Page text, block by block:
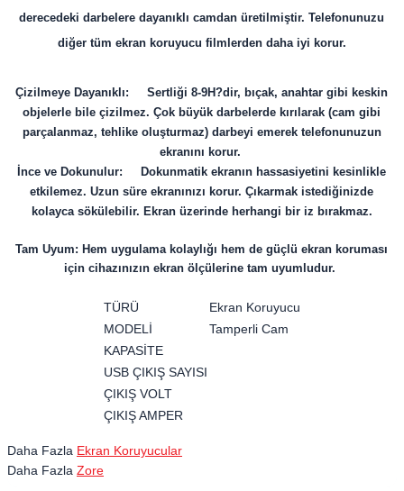
derecedeki darbelere dayanıklı camdan üretilmiştir. Telefonunuzu
diğer tüm ekran koruyucu filmlerden daha iyi korur.
Çizilmeye Dayanıklı: Sertliği 8-9H?dir, bıçak, anahtar gibi keskin
objelerle bile çizilmez. Çok büyük darbelerde kırılarak (cam gibi
parçalanmaz, tehlike oluşturmaz) darbeyi emerek telefonunuzun
ekranını korur.
İnce ve Dokunulur: Dokunmatik ekranın hassasiyetini kesinlikle
etkilemez. Uzun süre ekranınızı korur. Çıkarmak istediğinizde
kolayca sökülebilir. Ekran üzerinde herhangi bir iz bırakmaz.
Tam Uyum: Hem uygulama kolaylığı hem de güçlü ekran koruması
için cihazınızın ekran ölçülerine tam uyumludur.
TÜRÜ
Ekran Koruyucu
MODELİ
Tamperli Cam
KAPASİTE
USB ÇIKIŞ SAYISI
ÇIKIŞ VOLT
ÇIKIŞ AMPER
Daha Fazla Ekran Koruyucular
Daha Fazla Zore